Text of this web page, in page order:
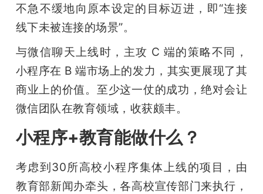
机
不急不缓地向原本设定的目标迈进，即“连接
线下未被连接的场景”。
与微信聊天上线时，主攻 C 端的策略不同，
小程序在 B 端市场上的发力，其实更展现了其
商业上的价值。至少这一仗的成功，绝对会让
微信团队在教育领域，收获颇丰。
小程序+教育能做什么？
考虑到30所高校小程序集体上线的项目，由
教育部新闻办牵头，各高校宣传部门来执行，